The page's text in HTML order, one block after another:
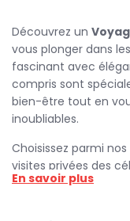
Découvrez un
vous plonger dans
fascinant avec
compris sont
bien-être tout en
inoubliables.
Choisissez parmi
visites privées des
incontournable de
et prenez un
En savoir plus